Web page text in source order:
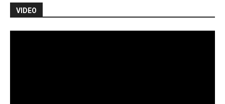
VIDEO